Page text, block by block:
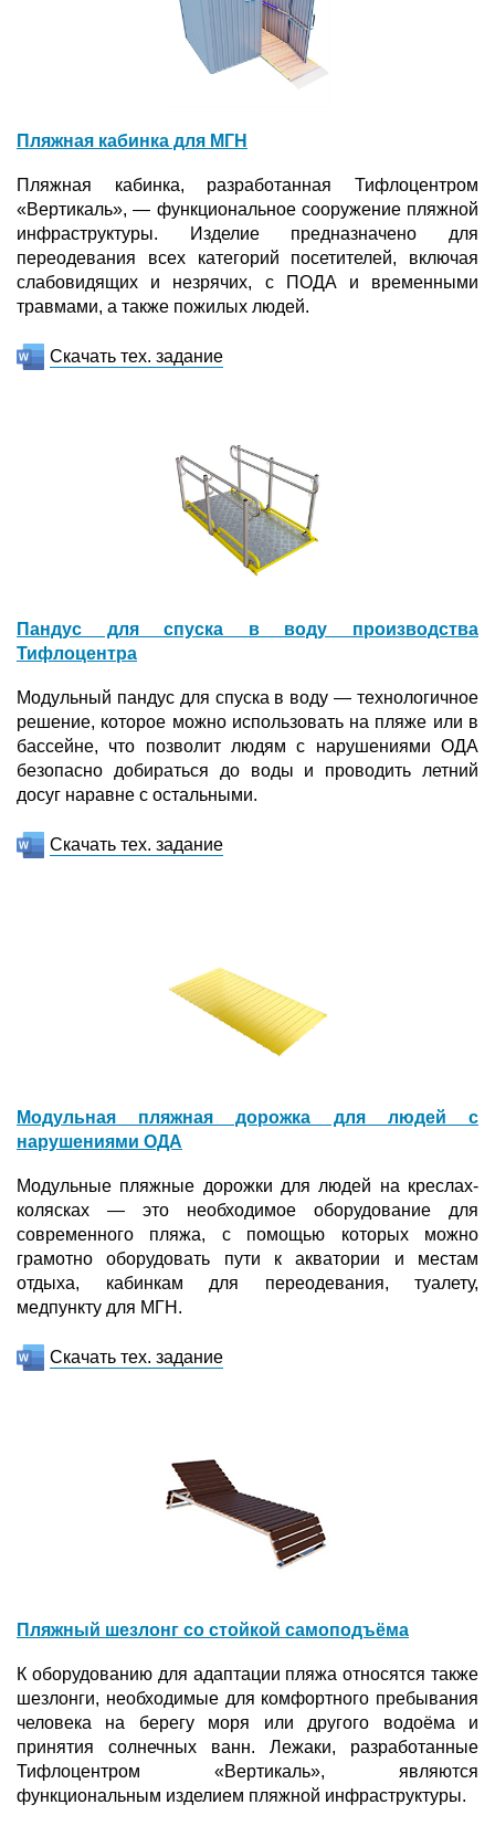
Пляжная кабинка для МГН
Пляжная кабинка, разработанная Тифлоцентром
«Вертикаль», — функциональное сооружение пляжной
инфраструктуры. Изделие предназначено для
переодевания всех категорий посетителей, включая
слабовидящих и незрячих, с ПОДА и временными
травмами, а также пожилых людей.
Скачать тех. задание
Пандус для спуска в воду производства
Тифлоцентра
Модульный пандус для спуска в воду — технологичное
решение, которое можно использовать на пляже или в
бассейне, что позволит людям с нарушениями ОДА
безопасно добираться до воды и проводить летний
досуг наравне с остальными.
Скачать тех. задание
Модульная пляжная дорожка для людей с
нарушениями ОДА
Модульные пляжные дорожки для людей на креслах-
колясках — это необходимое оборудование для
современного пляжа, с помощью которых можно
грамотно оборудовать пути к акватории и местам
отдыха, кабинкам для переодевания, туалету,
медпункту для МГН.
Скачать тех. задание
Пляжный шезлонг со стойкой самоподъёма
К оборудованию для адаптации пляжа относятся также
шезлонги, необходимые для комфортного пребывания
человека на берегу моря или другого водоёма и
принятия солнечных ванн. Лежаки, разработанные
Тифлоцентром «Вертикаль», являются
функциональным изделием пляжной инфраструктуры.